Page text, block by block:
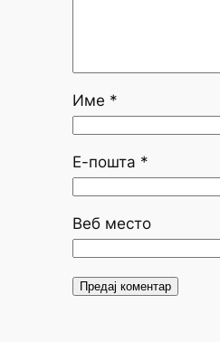
Име *
Е-пошта *
Веб место